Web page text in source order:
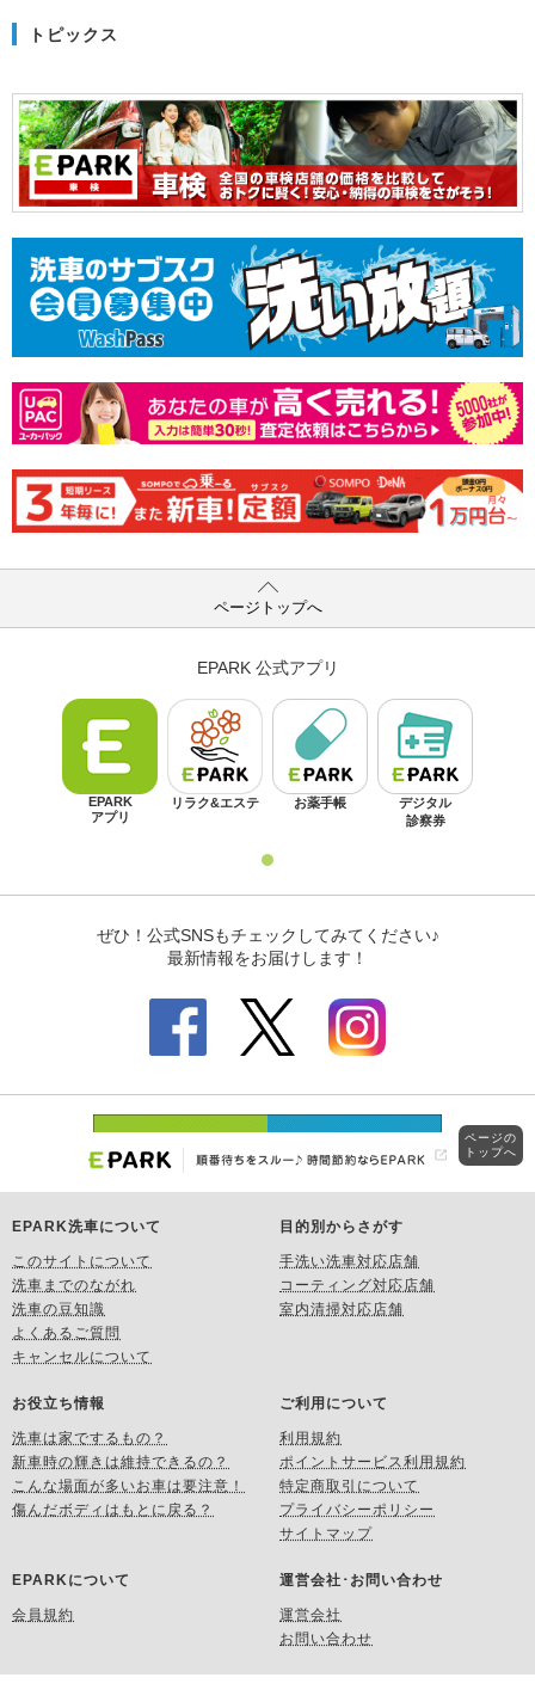
トピックス
ページトップへ
EPARK洗車について
このサイトについて
洗車までのながれ
洗車の豆知識
よくあるご質問
キャンセルについて
目的別からさがす
手洗い洗車対応店舗
コーティング対応店舗
室内清掃対応店舗
お役立ち情報
洗車は家でするもの？
新車時の輝きは維持できるの？
こんな場面が多いお車は要注意！
傷んだボディはもとに戻る？
ご利用について
利用規約
ポイントサービス利用規約
特定商取引について
プライバシーポリシー
サイトマップ
EPARKについて
会員規約
運営会社･お問い合わせ
運営会社
お問い合わせ
ページの
トップへ